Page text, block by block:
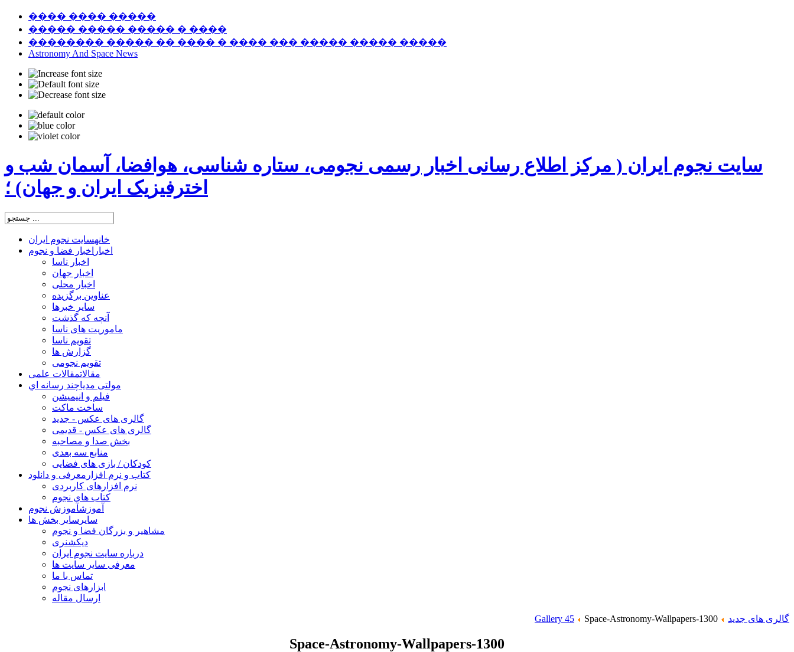
���� ���� �����
����� ����� ����� � ����
�������� ����� �� ���� � ���� ��� ����� ����� �����
Astronomy And Space News
سایت نجوم ایران ( مرکز اطلاع رسانی اخبار رسمی نجومی، ستاره شناسی، هوافضا، آسمان شب و
اخترفیزیک ایران و جهان) ؛
خانهسایت نجوم ایران
اخبار اخبار فضا و نجوم
اخبار ناسا
اخبار جهان
اخبار محلی
عناوین برگزیده
سایر خبرها
آنچه که گذشت
ماموریت های ناسا
تقویم ناسا
گزارش ها
تقویم نجومی
مقالاتمقالات علمی
مولتی مدیاچند رسانه اي
فیلم و انیمیشن
ساخت ماکت
گالری های عکس - جدید
گالری های عکس - قدیمی
بخش صدا و مصاحبه
منابع سه بعدی
کودکان / بازی های فضایی
کتاب و نرم افزار معرفی و دانلود
نرم افزارهای کاربردی
کتاب های نجوم
آموزشآموزش نجوم
سایر سایر بخش ها
مشاهیر و بزرگان فضا و نجوم
دیکشنری
درباره سایت نجوم ایران
معرفی سایر سایت ها
تماس با ما
ابزارهای نجوم
ارسال مقاله
گالری های جدید Gallery 45 Space-Astronomy-Wallpapers-1300
Space-Astronomy-Wallpapers-1300